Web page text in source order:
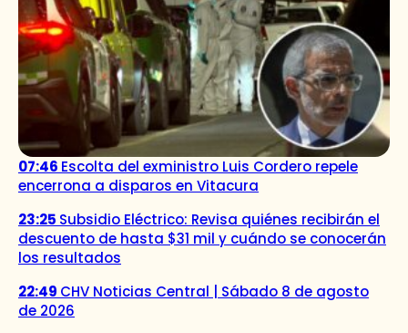
07:46 Escolta del exministro Luis Cordero repele
encerrona a disparos en Vitacura
23:25 Subsidio Eléctrico: Revisa quiénes recibirán el
descuento de hasta $31 mil y cuándo se conocerán
los resultados
22:49 CHV Noticias Central | Sábado 8 de agosto
de 2026